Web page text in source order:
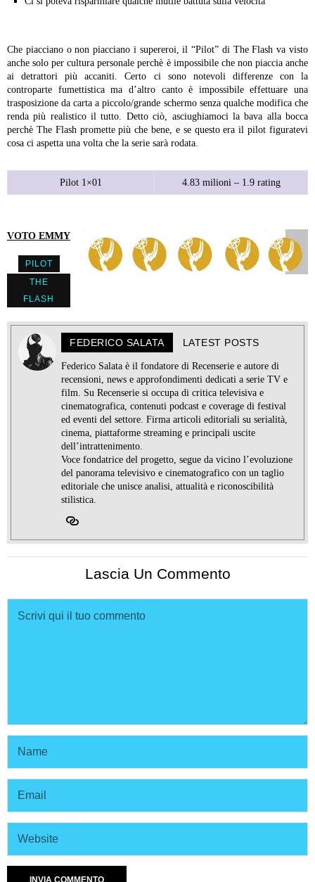
Che piacciano o non piacciano i supereroi, il “Pilot” di The Flash va visto
anche solo per cultura personale perchè è impossibile che non piaccia anche
ai detrattori più accaniti. Certo ci sono notevoli differenze con la
controparte fumettistica ma d’altro canto è impossibile effettuare una
trasposizione da carta a piccolo/grande schermo senza qualche modifica che
renda più realistico il tutto. Detto ciò, asciughiamoci la bava alla bocca
perchè The Flash promette più che bene, e se questo era il pilot figuratevi
cosa ci aspetta una volta che la serie sarà rodata.
Pilot 1×01 4.83 milioni – 1.9 rating
VOTO EMMY
PILOT
THE
FLASH
FEDERICO SALATA LATEST POSTS
Federico Salata è il fondatore di Recenserie e autore di
recensioni, news e approfondimenti dedicati a serie TV e
film. Su Recenserie si occupa di critica televisiva e
cinematografica, contenuti podcast e coverage di festival
ed eventi del settore. Firma articoli editoriali su serialità,
cinema, piattaforme streaming e principali uscite
dell’intrattenimento.
Voce fondatrice del progetto, segue da vicino l’evoluzione
del panorama televisivo e cinematografico con un taglio
editoriale che unisce analisi, attualità e riconoscibilità
stilistica.
Lascia Un Commento